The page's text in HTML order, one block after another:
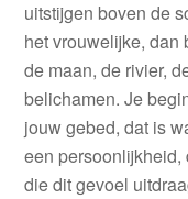
uitstijgen boven de
het vrouwelijke, dan
de maan, de rivier,
belichamen. Je
jouw gebed, dat is
een
die dit gevoel